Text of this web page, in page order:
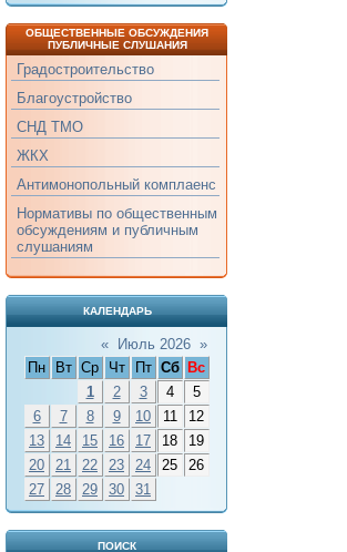
ОБЩЕСТВЕННЫЕ ОБСУЖДЕНИЯ
ПУБЛИЧНЫЕ СЛУШАНИЯ
Градостроительство
Благоустройство
СНД ТМО
ЖКХ
Антимонопольный комплаенс
Нормативы по общественным
обсуждениям и публичным
слушаниям
КАЛЕНДАРЬ
« Июль 2026 »
Пн
Вт Ср Чт Пт Сб
Вс
1
2 3 4
5
6
7 8 9 10 11
12
13
14 15 16 17 18
19
20
21 22 23 24 25
26
27
28 29 30 31
ПОИСК